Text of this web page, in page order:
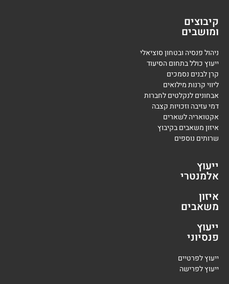
קיבוצים
ומושבים
ניהול פנסיה ובטחון סוציאלי
ייעוץ כולל בתחום הסיעוד
קרן לבנים נסמכים
ליווי קרנות מילואים
אבחונים לנקלטים לחברות
דמי עזיבה וזכויות קצבה
אקטואריה לשארים
איזון משאבים בקיבוץ
שרותים נוספים
ייעוץ
אלמנטרי
איזון
משאבים
ייעוץ
פנסיוני
ייעוץ לפרטיים
ייעוץ לפרישה